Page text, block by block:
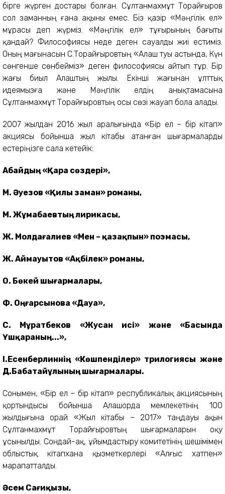
бірге жүрген достары болған. Сұлтанмахмұт Торайғыров
сол заманның ғана ақыны емес. Біз қазір «Мәңгілік ел»
мұрасы деп жүрміз. «Мәңгілік ел» тұғырының бағыты
қандай? Философиясы неде деген сауалды жиі естиміз.
Оның мағынасын С.Торайғыровтың «Алаш туы астында, Күн
сөнгенше сөнбейміз» деген философиясы айтып тұр. Бір
жағы биыл Алаштың жылы. Екінші жағынан ұлттық
идеямызға және Мәңгілік елдің анықтамасына
Сұлтанмахмұт Торайғыровтың осы сөзі жауап бола алады.
2007 жылдан 2016 жыл аралығында «Бір ел – бір кітап»
акциясы бойынша жыл кітабы атанған шығармаларды
естеріңізге сала кетейік:
Абайдың «Қара сөздері»,
М. Әуезов «Қилы заман» романы,
М. Жұмабаевтың лирикасы,
Ж. Молдағалиев «Мен – қазақпын» поэмасы,
Ж. Аймауытов «Ақбілек» романы,
О. Бөкей шығармалары,
Ф. Оңғарсынова «Дауа»,
С. Мұратбеков «Жусан исі» және «Басында
Үшқараның...»,
І.Есенберлиннің «Көшпенділер» трилогиясы және
Д.Бабатайұлының шығармалары.
Сонымен, «Бір ел – бір кітап» республикалық акциясының
қортындысы бойынша Алашорда мемлекетінің 100
жылдығына орай «Жыл кітабы – 2017» таңдауы ақын
Сұлтанмахмұт Торайғыровтың шығармаларын оқу
ұсынылды. Сондай-ақ, ұйымдастыру комитетінің шешімімен
облыстық кітапхана қызметкерлері «Алғыс хатпен»
марапатталды.
Әсем Сағиқызы,